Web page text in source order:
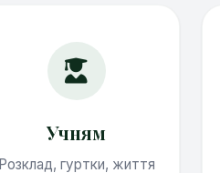
Учням
Розклад, гуртки, життя